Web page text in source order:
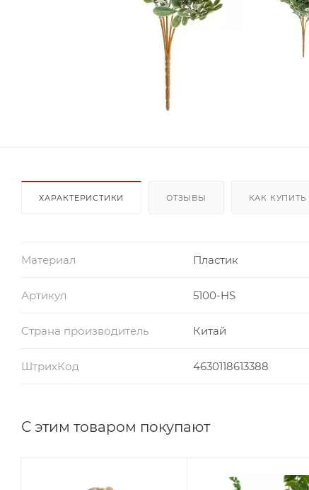
ХАРАКТЕРИСТИКИ ОТЗЫВЫ КАК КУПИТЬ
Материал Пластик
Артикул 5100-HS
Страна производитель Китай
ШтрихКод 4630118613388
С этим товаром покупают